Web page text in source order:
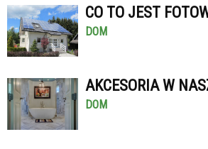
CO TO JEST
DOM
AKCESORIA W
DOM